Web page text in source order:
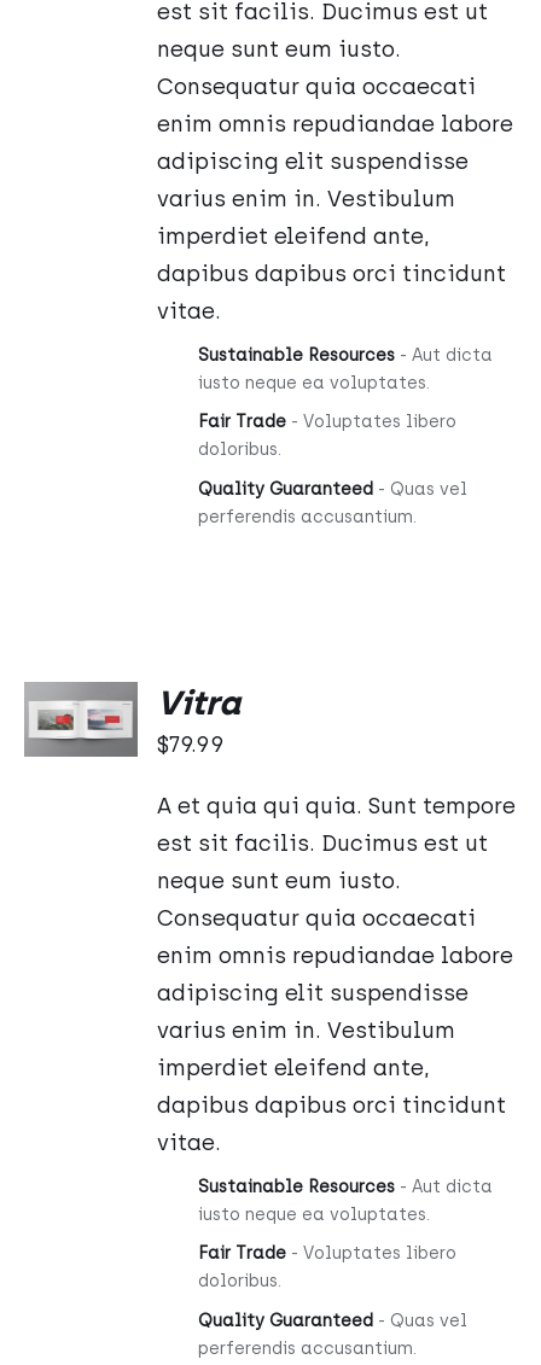
est sit facilis. Ducimus est ut
neque sunt eum iusto.
Consequatur quia occaecati
enim omnis repudiandae labore
adipiscing elit suspendisse
varius enim in. Vestibulum
imperdiet eleifend ante,
dapibus dapibus orci tincidunt
vitae.
Sustainable Resources- Aut dicta
iusto neque ea voluptates.
Fair Trade- Voluptates libero
doloribus.
Quality Guaranteed - Quas vel
perferendis accusantium.
DO
KOSZYKA
/
Vitra
$79.99
A et quia qui quia. Sunt tempore
est sit facilis. Ducimus est ut
neque sunt eum iusto.
Consequatur quia occaecati
enim omnis repudiandae labore
adipiscing elit suspendisse
varius enim in. Vestibulum
imperdiet eleifend ante,
dapibus dapibus orci tincidunt
vitae.
Sustainable Resources- Aut dicta
iusto neque ea voluptates.
Fair Trade- Voluptates libero
doloribus.
Quality Guaranteed - Quas vel
perferendis accusantium.